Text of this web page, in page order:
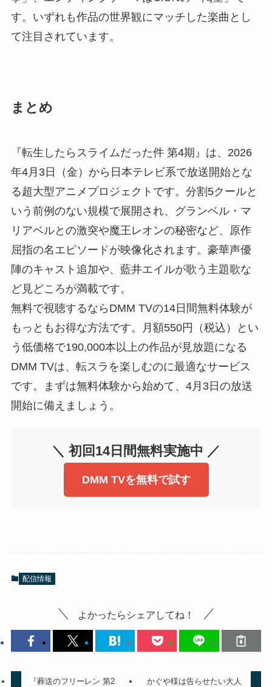
す。いずれも作品の世界観にマッチした楽曲とし
て注目されています。
まとめ
『転生したらスライムだった件 第4期』は、2026
年4月3日（金）から日本テレビ系で放送開始とな
る超大型アニメプロジェクトです。分割5クールと
いう前例のない規模で展開され、グランベル・マ
リアベルとの激突や魔王レオンの秘密など、原作
屈指の名エピソードが映像化されます。豪華声優
陣のキャスト追加や、藍井エイルが歌う主題歌な
ど見どころが満載です。
無料で視聴するならDMM TVの14日間無料体験が
もっともお得な方法です。月額550円（税込）とい
う低価格で190,000本以上の作品が見放題になる
DMM TVは、転スラを楽しむのに最適なサービス
です。まずは無料体験から始めて、4月3日の放送
開始に備えましょう。
＼ 初回14日間無料実施中 ／
DMM TVを無料で試す
配信情報
よかったらシェアしてね！
『葬送のフリーレン 第2
かぐや様は告らせたい大人